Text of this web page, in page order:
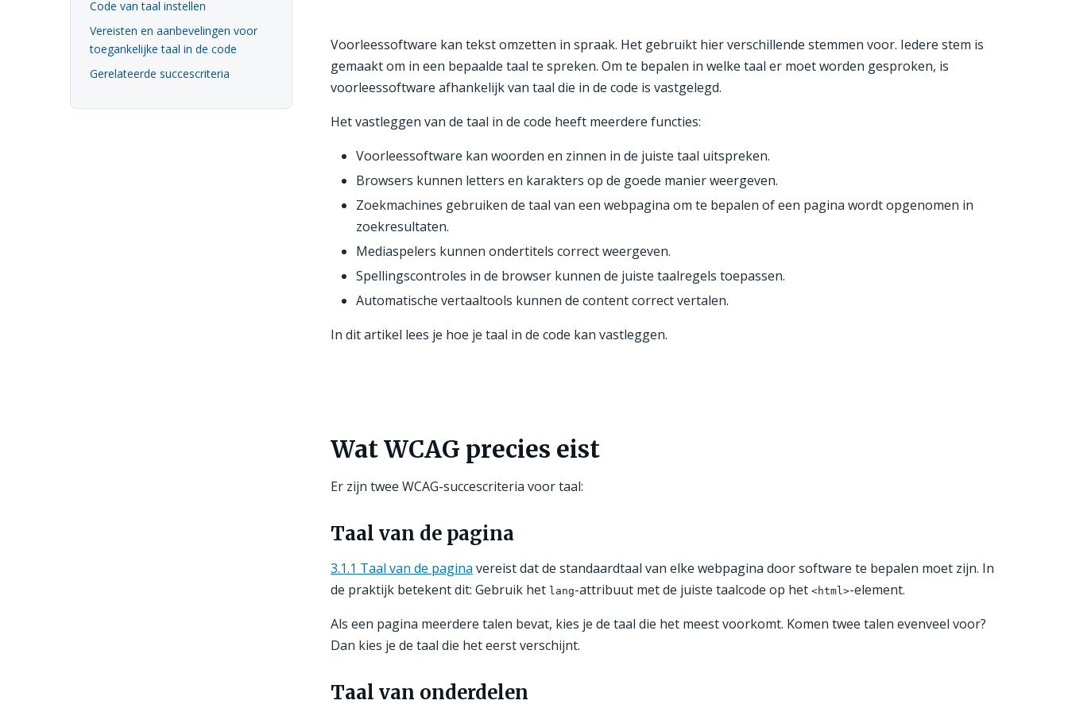
Code van taal instellen
Vereisten en aanbevelingen voor
toegankelijke taal in de code
Gerelateerde succescriteria
Voorleessoftware kan tekst omzetten in spraak. Het gebruikt hier verschillende stemmen voor. Iedere stem is
gemaakt om in een bepaalde taal te spreken. Om te bepalen in welke taal er moet worden gesproken, is
voorleessoftware afhankelijk van taal die in de code is vastgelegd.
Het vastleggen van de taal in de code heeft meerdere functies:
Voorleessoftware kan woorden en zinnen in de juiste taal uitspreken.
Browsers kunnen letters en karakters op de goede manier weergeven.
Zoekmachines gebruiken de taal van een webpagina om te bepalen of een pagina wordt opgenomen in
zoekresultaten.
Mediaspelers kunnen ondertitels correct weergeven.
Spellingscontroles in de browser kunnen de juiste taalregels toepassen.
Automatische vertaaltools kunnen de content correct vertalen.
In dit artikel lees je hoe je taal in de code kan vastleggen.
Wat WCAG precies eist
Er zijn twee WCAG-succescriteria voor taal:
Taal van de pagina
3.1.1 Taal van de pagina vereist dat de standaardtaal van elke webpagina door software te bepalen moet zijn. In
de praktijk betekent dit: Gebruik het lang-attribuut met de juiste taalcode op het <html>-element.
Als een pagina meerdere talen bevat, kies je de taal die het meest voorkomt. Komen twee talen evenveel voor?
Dan kies je de taal die het eerst verschijnt.
Taal van onderdelen